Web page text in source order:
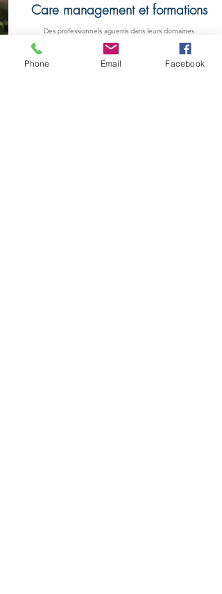
Care management et formations
Des professionnels aguerris dans leurs domaines
de compétences pour répondre à vos besoins
En lire plus
Phone Email Facebook